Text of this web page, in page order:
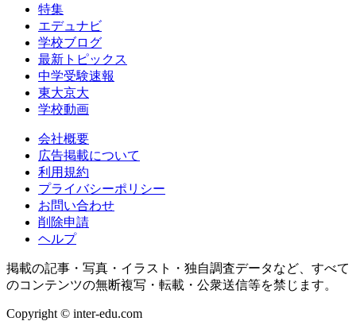
特集
エデュナビ
学校ブログ
最新トピックス
中学受験速報
東大京大
学校動画
会社概要
広告掲載について
利用規約
プライバシーポリシー
お問い合わせ
削除申請
ヘルプ
掲載の記事・写真・イラスト・独自調査データなど、すべて
のコンテンツの無断複写・転載・公衆送信等を禁じます。
Copyright © inter-edu.com